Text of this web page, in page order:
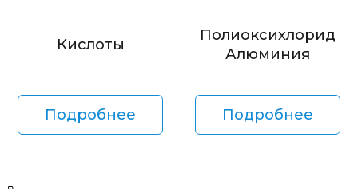
Кислоты
Подробнее
Полиоксихлорид
Алюминия
Подробнее